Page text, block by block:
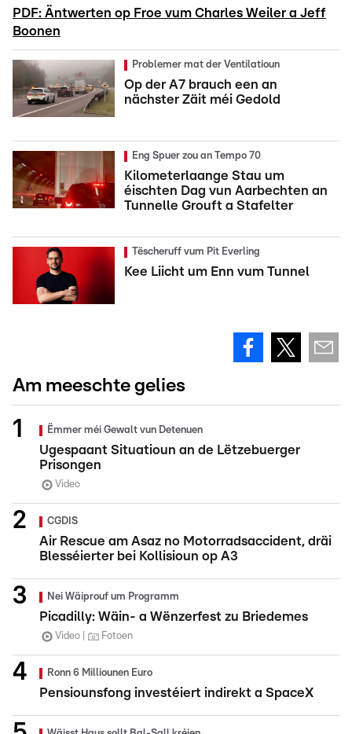
PDF: Äntwerten op Froe vum Charles Weiler a Jeff
Boonen
Problemer mat der Ventilatioun
Op der A7 brauch een an
nächster Zäit méi Gedold
Eng Spuer zou an Tempo 70
Kilometerlaange Stau um
éischten Dag vun Aarbechten an
Tunnelle Grouft a Stafelter
Tëscheruff vum Pit Everling
Kee Liicht um Enn vum Tunnel
Am meeschte gelies
Ëmmer méi Gewalt vun Detenuen
Ugespaant Situatioun an de Lëtzebuerger
Prisongen
Video
CGDIS
Air Rescue am Asaz no Motorradsaccident, dräi
Blesséierter bei Kollisioun op A3
Nei Wäiprouf um Programm
Picadilly: Wäin- a Wënzerfest zu Briedemes
Video Fotoen
Ronn 6 Milliounen Euro
Pensiounsfong investéiert indirekt a SpaceX